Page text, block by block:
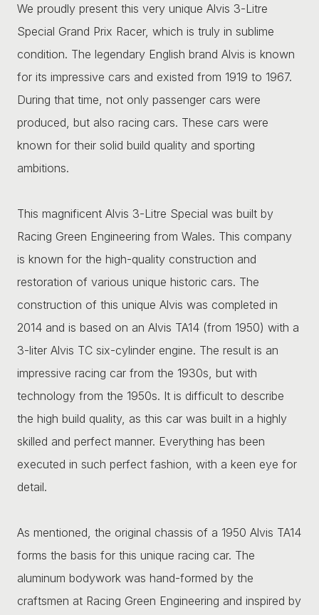
We proudly present this very unique Alvis 3-Litre
Special Grand Prix Racer, which is truly in sublime
condition. The legendary English brand Alvis is known
for its impressive cars and existed from 1919 to 1967.
During that time, not only passenger cars were
produced, but also racing cars. These cars were
known for their solid build quality and sporting
ambitions.
This magnificent Alvis 3-Litre Special was built by
Racing Green Engineering from Wales. This company
is known for the high-quality construction and
restoration of various unique historic cars. The
construction of this unique Alvis was completed in
2014 and is based on an Alvis TA14 (from 1950) with a
3-liter Alvis TC six-cylinder engine. The result is an
impressive racing car from the 1930s, but with
technology from the 1950s. It is difficult to describe
the high build quality, as this car was built in a highly
skilled and perfect manner. Everything has been
executed in such perfect fashion, with a keen eye for
detail.
As mentioned, the original chassis of a 1950 Alvis TA14
forms the basis for this unique racing car. The
aluminum bodywork was hand-formed by the
craftsmen at Racing Green Engineering and inspired by